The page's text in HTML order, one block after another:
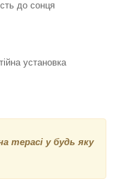
до сонця
установка
терасі у будь яку